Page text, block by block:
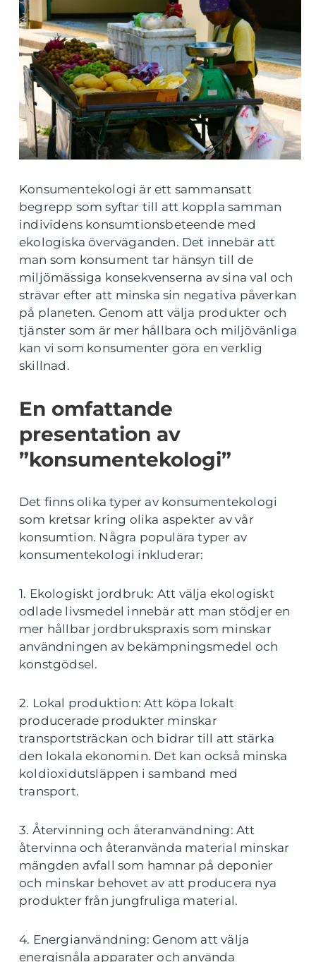
Konsumentekologi är ett sammansatt
begrepp som syftar till att koppla samman
individens konsumtionsbeteende med
ekologiska överväganden. Det innebär att
man som konsument tar hänsyn till de
miljömässiga konsekvenserna av sina val och
strävar efter att minska sin negativa påverkan
på planeten. Genom att välja produkter och
tjänster som är mer hållbara och miljövänliga
kan vi som konsumenter göra en verklig
skillnad.
En omfattande
presentation av
”konsumentekologi”
Det finns olika typer av konsumentekologi
som kretsar kring olika aspekter av vår
konsumtion. Några populära typer av
konsumentekologi inkluderar:
1. Ekologiskt jordbruk: Att välja ekologiskt
odlade livsmedel innebär att man stödjer en
mer hållbar jordbrukspraxis som minskar
användningen av bekämpningsmedel och
konstgödsel.
2. Lokal produktion: Att köpa lokalt
producerade produkter minskar
transportsträckan och bidrar till att stärka
den lokala ekonomin. Det kan också minska
koldioxidutsläppen i samband med
transport.
3. Återvinning och återanvändning: Att
återvinna och återanvända material minskar
mängden avfall som hamnar på deponier
och minskar behovet av att producera nya
produkter från jungfruliga material.
4. Energianvändning: Genom att välja
energisnåla apparater och använda